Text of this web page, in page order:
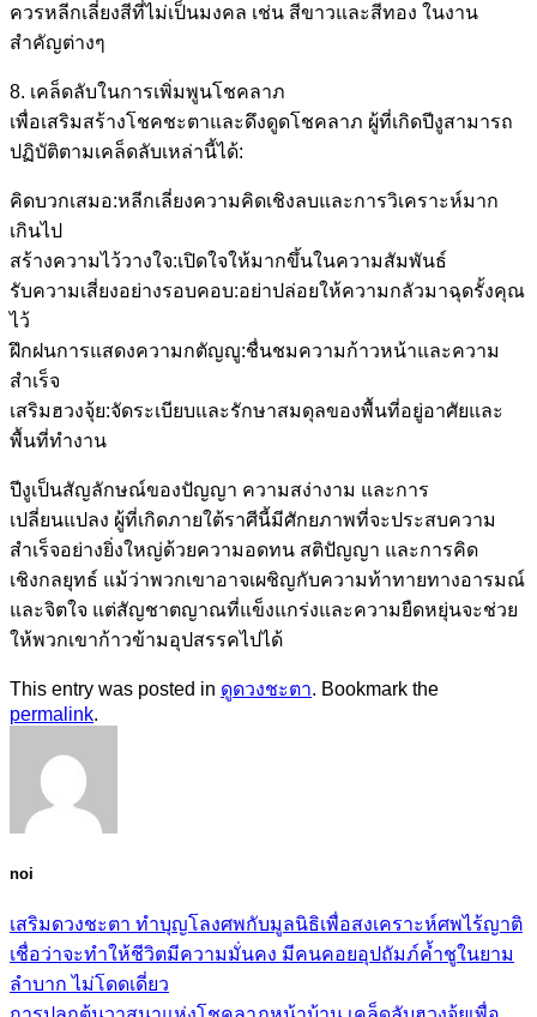
ควรหลีกเลี่ยงสีที่ไม่เป็นมงคล เช่น สีขาวและสีทอง ในงาน
สำคัญต่างๆ
8. เคล็ดลับในการเพิ่มพูนโชคลาภ
เพื่อเสริมสร้างโชคชะตาและดึงดูดโชคลาภ ผู้ที่เกิดปีงูสามารถ
ปฏิบัติตามเคล็ดลับเหล่านี้ได้:
คิดบวกเสมอ:หลีกเลี่ยงความคิดเชิงลบและการวิเคราะห์มาก
เกินไป
สร้างความไว้วางใจ:เปิดใจให้มากขึ้นในความสัมพันธ์
รับความเสี่ยงอย่างรอบคอบ:อย่าปล่อยให้ความกลัวมาฉุดรั้งคุณ
ไว้
ฝึกฝนการแสดงความกตัญญู:ชื่นชมความก้าวหน้าและความ
สำเร็จ
เสริมฮวงจุ้ย:จัดระเบียบและรักษาสมดุลของพื้นที่อยู่อาศัยและ
พื้นที่ทำงาน
ปีงูเป็นสัญลักษณ์ของปัญญา ความสง่างาม และการ
เปลี่ยนแปลง ผู้ที่เกิดภายใต้ราศีนี้มีศักยภาพที่จะประสบความ
สำเร็จอย่างยิ่งใหญ่ด้วยความอดทน สติปัญญา และการคิด
เชิงกลยุทธ์ แม้ว่าพวกเขาอาจเผชิญกับความท้าทายทางอารมณ์
และจิตใจ แต่สัญชาตญาณที่แข็งแกร่งและความยืดหยุ่นจะช่วย
ให้พวกเขาก้าวข้ามอุปสรรคไปได้
This entry was posted in ดูดวงชะตา. Bookmark the
permalink.
noi
เสริมดวงชะตา ทำบุญโลงศพกับมูลนิธิเพื่อสงเคราะห์ศพไร้ญาติ
เชื่อว่าจะทำให้ชีวิตมีความมั่นคง มีคนคอยอุปถัมภ์ค้ำชูในยาม
ลำบาก ไม่โดดเดี่ยว